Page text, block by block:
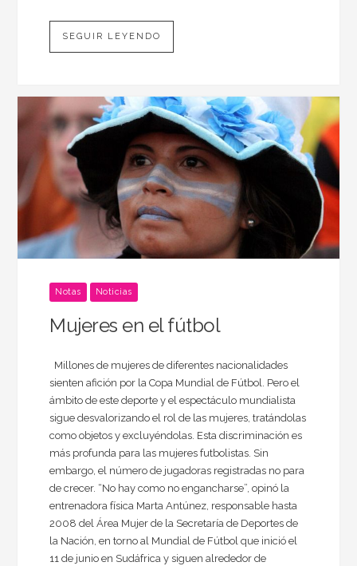
SEGUIR LEYENDO
Notas Noticias
Mujeres en el fútbol
Millones de mujeres de diferentes nacionalidades
sienten afición por la Copa Mundial de Fútbol. Pero el
ámbito de este deporte y el espectáculo mundialista
sigue desvalorizando el rol de las mujeres, tratándolas
como objetos y excluyéndolas. Esta discriminación es
más profunda para las mujeres futbolistas. Sin
embargo, el número de jugadoras registradas no para
de crecer. “No hay como no engancharse”, opinó la
entrenadora física Marta Antúnez, responsable hasta
2008 del Área Mujer de la Secretaría de Deportes de
la Nación, en torno al Mundial de Fútbol que inició el
11 de junio en Sudáfrica y siguen alrededor de